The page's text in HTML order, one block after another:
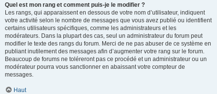
Quel est mon rang et comment puis-je le modifier ?
Les rangs, qui apparaissent en dessous de votre nom d’utilisateur, indiquent
votre activité selon le nombre de messages que vous avez publié ou identifient
certains utilisateurs spécifiques, comme les administrateurs et les
modérateurs. Dans la plupart des cas, seul un administrateur du forum peut
modifier le texte des rangs du forum. Merci de ne pas abuser de ce système en
publiant inutilement des messages afin d’augmenter votre rang sur le forum.
Beaucoup de forums ne toléreront pas ce procédé et un administrateur ou un
modérateur pourra vous sanctionner en abaissant votre compteur de
messages.
Haut